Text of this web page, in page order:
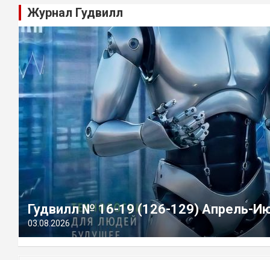
Журнал Гудвилл
Гудвилл № 16-19 (126-129) Апрель-
03.08.2026